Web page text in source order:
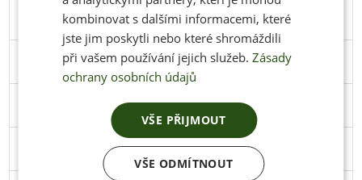
286 106 Stáhnout
291 106 Stáhnout
297 108
305 111
kombinovat s dalšími informacemi, které
jste jim poskytli nebo které shromáždili
při vašem používání jejich služeb. Zásady
ochrany osobních údajů
VŠE PŘIJMOUT
VŠE ODMÍTNOUT